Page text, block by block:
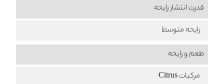
قدرت انتشار رایحه
رایحه متوسط
طعم‌ و رایحه
مرکبات Citrus